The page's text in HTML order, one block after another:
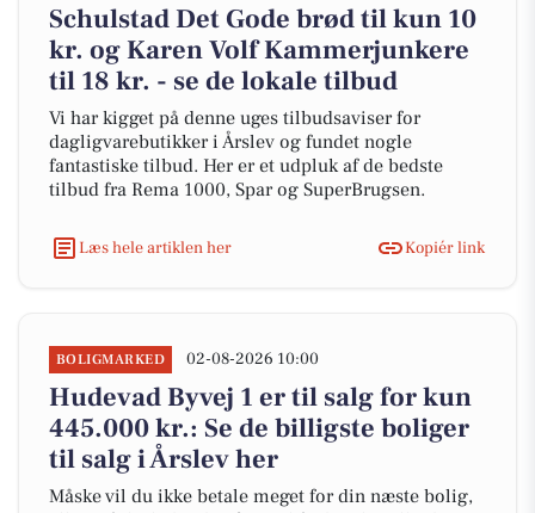
Schulstad Det Gode brød til kun 10
kr. og Karen Volf Kammerjunkere
til 18 kr. - se de lokale tilbud
Vi har kigget på denne uges tilbudsaviser for
dagligvarebutikker i Årslev og fundet nogle
fantastiske tilbud. Her er et udpluk af de bedste
tilbud fra Rema 1000, Spar og SuperBrugsen.
Læs hele artiklen her Kopiér link
BOLIGMARKED 02-08-2026 10:00
Hudevad Byvej 1 er til salg for kun
445.000 kr.: Se de billigste boliger
til salg i Årslev her
Måske vil du ikke betale meget for din næste bolig,